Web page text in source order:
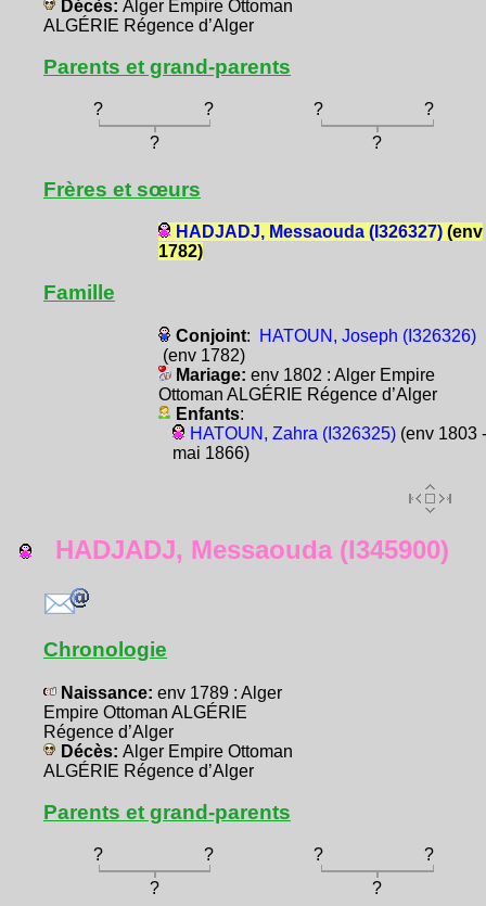
Décès: Alger Empire Ottoman
ALGÉRIE Régence d’Alger
Parents et grand-parents
? ? ?
?
?
?
Frères et sœurs
HADJADJ, Messaouda (I326327)(env
1782)
Famille
Conjoint:
HATOUN, Joseph (I326326)
(env 1782)
Mariage: env 1802 : Alger Empire
Ottoman ALGÉRIE Régence d’Alger
Enfants:
HATOUN, Zahra (I326325)(env 1803
mai 1866)
HADJADJ, Messaouda (I345900)
Chronologie
Naissance: env 1789 : Alger
Empire Ottoman ALGÉRIE
Régence d’Alger
Décès: Alger Empire Ottoman
ALGÉRIE Régence d’Alger
Parents et grand-parents
? ? ?
?
?
?